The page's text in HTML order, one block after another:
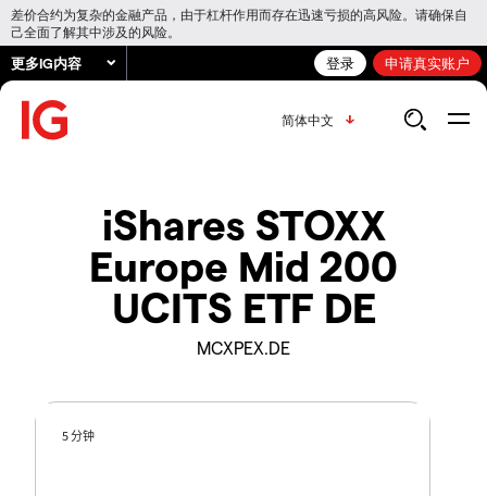
差价合约为复杂的金融产品，由于杠杆作用而存在迅速亏损的高风险。请确保自
己全面了解其中涉及的风险。
更多IG内容 登录 申请真实账户
简体中文
iShares STOXX
Europe Mid 200
UCITS ETF DE
MCXPEX.DE
5 分钟